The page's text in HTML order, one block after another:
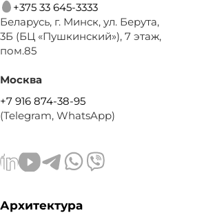
+375 33 645-3333
Беларусь, г. Минск, ул. Берута,
3Б (БЦ «Пушкинский»), 7 этаж,
пом.85
Москва
+7 916 874-38-95
(Telegram, WhatsApp)
Архитектура